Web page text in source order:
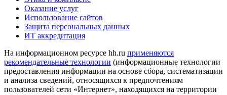
Оказание услуг
Использование сайтов
Защита персональных данных
ИТ аккредитация
На информационном ресурсе hh.ru применяются
рекомендательные технологии (информационные технологии
предоставления информации на основе сбора, систематизации
и анализа сведений, относящихся к предпочтениям
пользователей сети «Интернет», находящихся на территории